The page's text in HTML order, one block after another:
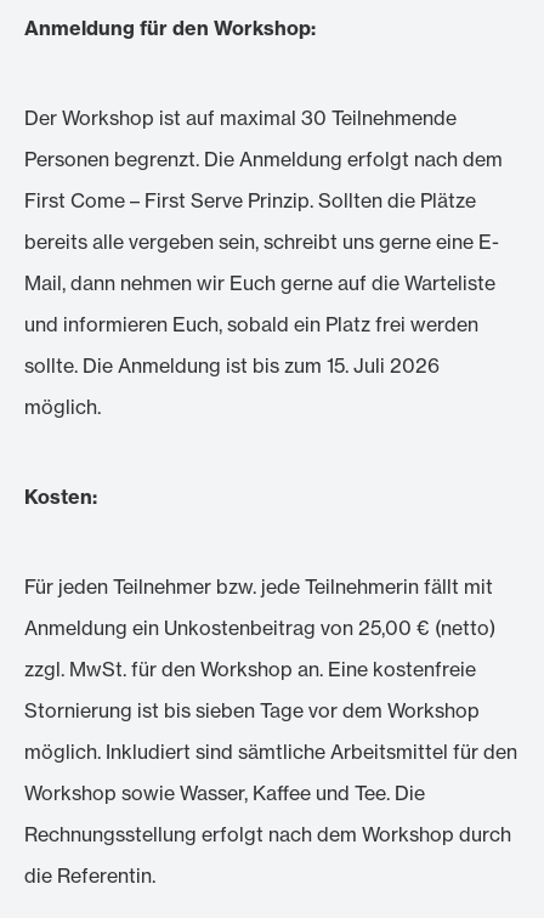
Anmeldung für den Workshop:
Der Workshop ist auf maximal 30 Teilnehmende
Personen begrenzt. Die Anmeldung erfolgt nach dem
First Come – First Serve Prinzip. Sollten die Plätze
bereits alle vergeben sein, schreibt uns gerne eine E-
Mail, dann nehmen wir Euch gerne auf die Warteliste
und informieren Euch, sobald ein Platz frei werden
sollte. Die Anmeldung ist bis zum 15. Juli 2026
möglich.
Kosten:
Für jeden Teilnehmer bzw. jede Teilnehmerin fällt mit
Anmeldung ein Unkostenbeitrag von 25,00 € (netto)
zzgl. MwSt. für den Workshop an. Eine kostenfreie
Stornierung ist bis sieben Tage vor dem Workshop
möglich. Inkludiert sind sämtliche Arbeitsmittel für den
Workshop sowie Wasser, Kaffee und Tee. Die
Rechnungsstellung erfolgt nach dem Workshop durch
die Referentin.